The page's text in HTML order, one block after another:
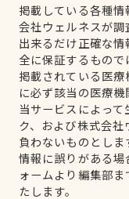
掲載している各種
会社ウェルネスが調
出来るだけ正確な
全に保証するもので
掲載されている医
に必ず該当の医療機
当サービスによっ
ク、および株式会
負わないものとしま
情報に誤りがある
ォームより編集部
たします。